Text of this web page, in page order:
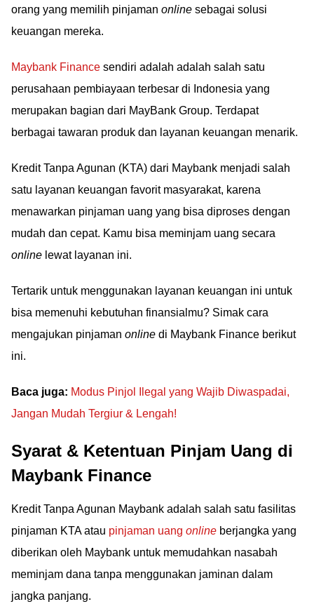
orang yang memilih pinjaman online sebagai solusi
keuangan mereka.
Maybank Finance sendiri adalah adalah salah satu
perusahaan pembiayaan terbesar di Indonesia yang
merupakan bagian dari MayBank Group. Terdapat
berbagai tawaran produk dan layanan keuangan menarik.
Kredit Tanpa Agunan (KTA) dari Maybank menjadi salah
satu layanan keuangan favorit masyarakat, karena
menawarkan pinjaman uang yang bisa diproses dengan
mudah dan cepat. Kamu bisa meminjam uang secara
online lewat layanan ini.
Tertarik untuk menggunakan layanan keuangan ini untuk
bisa memenuhi kebutuhan finansialmu? Simak cara
mengajukan pinjaman online di Maybank Finance berikut
ini.
Baca juga: Modus Pinjol Ilegal yang Wajib Diwaspadai,
Jangan Mudah Tergiur & Lengah!
Syarat & Ketentuan Pinjam Uang di
Maybank Finance
Kredit Tanpa Agunan Maybank adalah salah satu fasilitas
pinjaman KTA atau pinjaman uang online berjangka yang
diberikan oleh Maybank untuk memudahkan nasabah
meminjam dana tanpa menggunakan jaminan dalam
jangka panjang.